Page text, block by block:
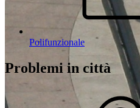
Polifunzionale
Problemi in città